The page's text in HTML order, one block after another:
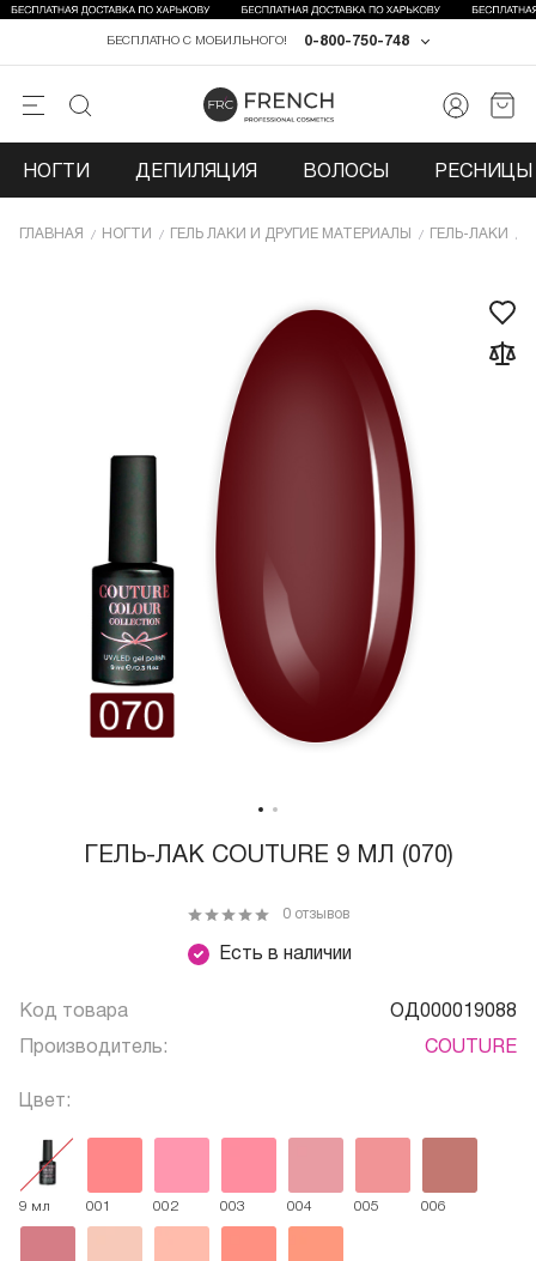
0-800-750-748
БЕСПЛАТНО С МОБИЛЬНОГО!
НОГТИ ДЕПИЛЯЦИЯ ВОЛОСЫ РЕСНИЦЫ
ГЛАВНАЯ НОГТИ ГЕЛЬ ЛАКИ И ДРУГИЕ МАТЕРИАЛЫ ГЕЛЬ-ЛАКИ
ГЕЛЬ-ЛАК COUTURE 9 МЛ (070)
Есть в наличии
0 отзывов
Код товара ОД000019088
Производитель: COUTURE
Цвет:
9 мл 001 002 003 004 005 006